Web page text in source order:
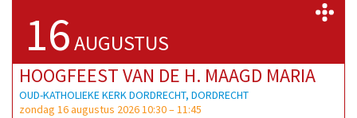
HOOGFEEST VAN DE H. MAAGD MARIA
16AUGUSTUS
OUD-KATHOLIEKE KERK DORDRECHT, DORDRECHT
zondag 16 augustus 2026 10:30–11:45